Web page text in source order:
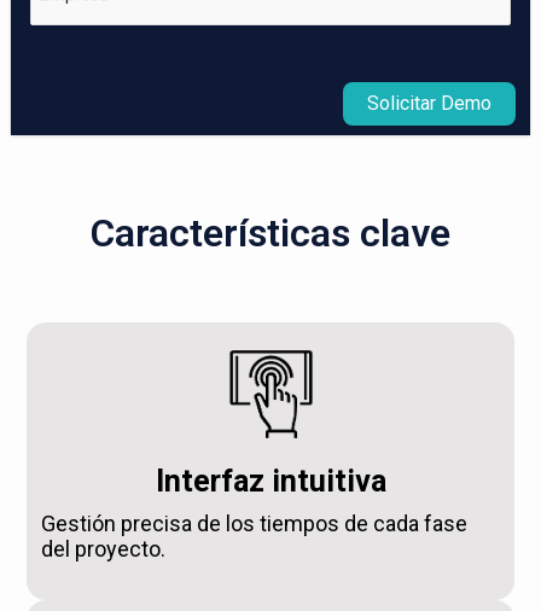
Solicitar Demo
Características clave
Interfaz intuitiva
Gestión precisa de los tiempos de cada fase
del proyecto.